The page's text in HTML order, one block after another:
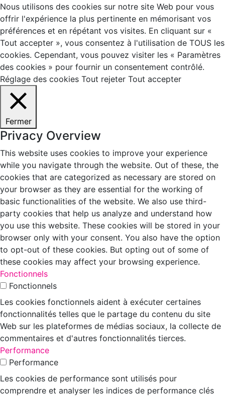
Nous utilisons des cookies sur notre site Web pour vous
offrir l'expérience la plus pertinente en mémorisant vos
préférences et en répétant vos visites. En cliquant sur «
Tout accepter », vous consentez à l'utilisation de TOUS les
cookies. Cependant, vous pouvez visiter les « Paramètres
des cookies » pour fournir un consentement contrôlé.
Réglage des cookies Tout rejeter Tout accepter
Fermer
Privacy Overview
This website uses cookies to improve your experience
while you navigate through the website. Out of these, the
cookies that are categorized as necessary are stored on
your browser as they are essential for the working of
basic functionalities of the website. We also use third-
party cookies that help us analyze and understand how
you use this website. These cookies will be stored in your
browser only with your consent. You also have the option
to opt-out of these cookies. But opting out of some of
these cookies may affect your browsing experience.
Fonctionnels
Fonctionnels
Les cookies fonctionnels aident à exécuter certaines
fonctionnalités telles que le partage du contenu du site
Web sur les plateformes de médias sociaux, la collecte de
commentaires et d'autres fonctionnalités tierces.
Performance
Performance
Les cookies de performance sont utilisés pour
comprendre et analyser les indices de performance clés